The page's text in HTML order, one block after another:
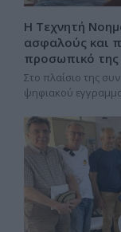
Η Τεχνητή
ασφαλούς και
προσωπικό της
Στο πλαίσιο της
ψηφιακού